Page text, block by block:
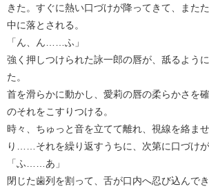
きた。すぐに熱い口づけが降ってきて、また
中に落とされる。
「ん、ん……ふ」
強く押しつけられた詠一郎の唇が、舐るよう
た。
首を滑らかに動かし、愛莉の唇の柔らかさを
のそれをこすりつける。
時々、ちゅっと音を立てて離れ、視線を絡ま
り……それを繰り返すうちに、次第に口づけが
「ふ……あ」
閉じた歯列を割って、舌が口内へ忍び込んでき